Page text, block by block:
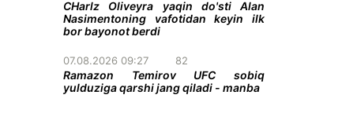
CHarlz Oliveyra yaqin do'sti Alan
Nasimentoning vafotidan keyin ilk
bor bayonot berdi
07.08.2026 09:27 82
Ramazon Temirov UFC sobiq
yulduziga qarshi jang qiladi - manba